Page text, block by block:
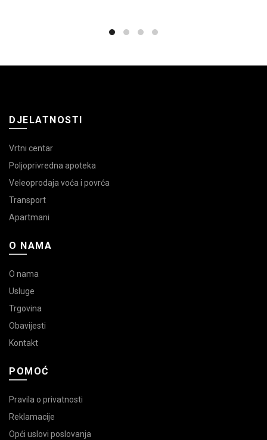
DJELATNOSTI
Vrtni centar
Poljoprivredna apoteka
Veleoprodaja voća i povrća
Transport
Apartmani
O NAMA
O nama
Usluge
Trgovina
Obavijesti
Kontakt
POMOĆ
Pravila o privatnosti
Reklamacije
Opći uslovi poslovanja